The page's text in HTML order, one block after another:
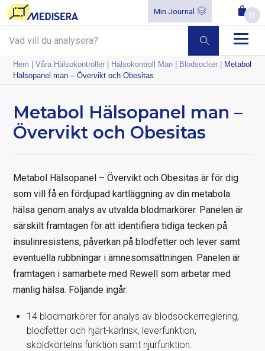
Min Journal 0
Hem |Våra Hälsokontroller | Hälsokontroll Man | Blodsocker | Metabol
Hälsopanel man – Övervikt och Obesitas
Metabol Hälsopanel man –
Övervikt och Obesitas
Metabol Hälsopanel – Övervikt och Obesitas är för dig
som vill få en fördjupad kartläggning av din metabola
hälsa genom analys av utvalda blodmarkörer. Panelen är
särskilt framtagen för att identifiera tidiga tecken på
insulinresistens, påverkan på blodfetter och lever samt
eventuella rubbningar i ämnesomsättningen. Panelen är
framtagen i samarbete med Rewell som arbetar med
manlig hälsa. Följande ingår:
14 blodmarkörer för analys av blodsockerreglering,
blodfetter och hjärt-kärlrisk, leverfunktion,
sköldkörtelns funktion samt njurfunktion.